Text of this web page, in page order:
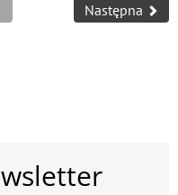
Następna